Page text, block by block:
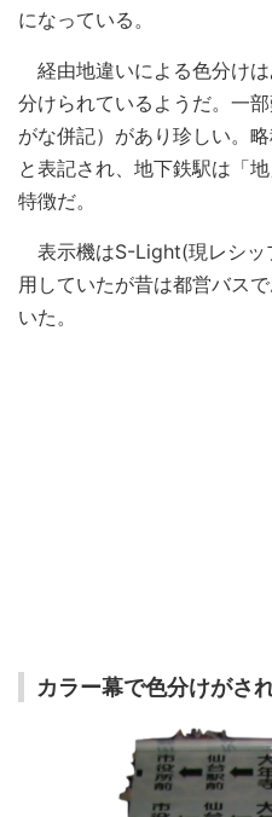
になっている。
経由地違いによる色分け
分けられているようだ。一
がな併記）があり珍しい。
と表記され、地下鉄駅は「
特徴だ。
表示機はS-Light(現レシッ
用していたが昔は都営バス
いた。
カラー幕で色分けがさ